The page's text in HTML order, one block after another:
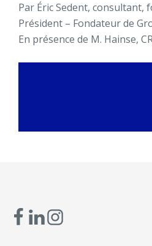
Par Éric Sedent,
Président – Fondateur de
En présence de M. Hainse,